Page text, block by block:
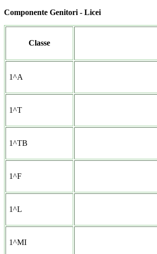
Componente Genitori - Licei
Classe
1^A
1^T
1^TB
1^F
1^L
1^MI